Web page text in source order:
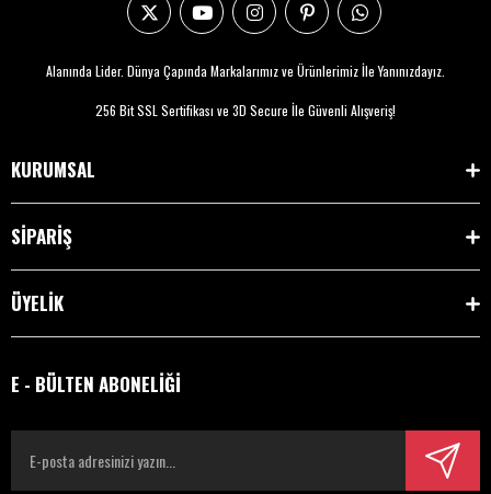
Alanında Lider. Dünya Çapında Markalarımız ve Ürünlerimiz İle Yanınızdayız.
256 Bit SSL Sertifikası ve 3D Secure İle Güvenli Alışveriş!
KURUMSAL
SİPARİŞ
ÜYELİK
E - BÜLTEN ABONELİĞİ